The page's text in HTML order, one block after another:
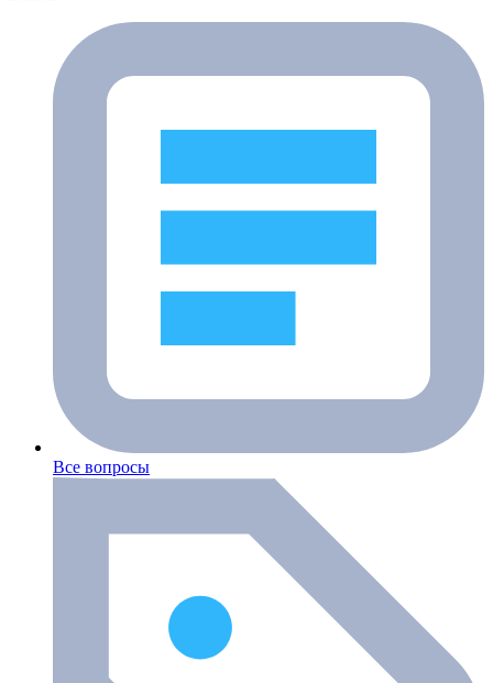
Все вопросы